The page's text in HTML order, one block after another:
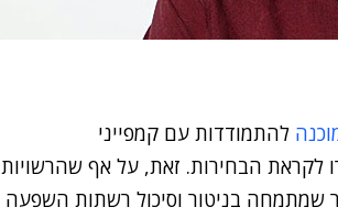
להתמודדות עם קמפייני
לקראת הבחירות. זאת, על אף שהרשויות
שמתמחה בניטור וסיכול רשתות השפעה